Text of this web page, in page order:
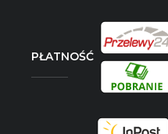
PŁATNOŚĆ